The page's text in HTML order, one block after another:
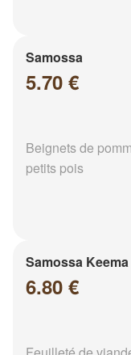
Samossa
5.70 €
Beignets de
petits pois
Samossa Keema
6.80 €